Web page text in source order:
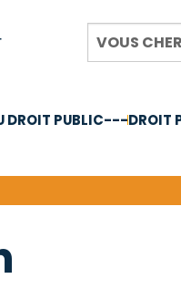
DROIT PUBLIC---DROIT